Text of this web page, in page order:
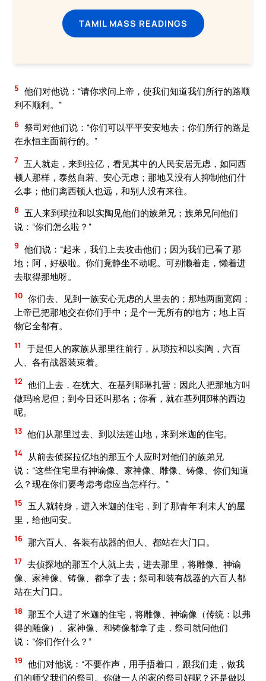
TAMIL MASS READINGS
5 他们对他说：“请你求问上帝，使我们知道我们所行的路顺
利不顺利。”
6 祭司对他们说：“你们可以平平安安地去；你们所行的路是
在永恒主面前行的。”
7 五人就走，来到拉亿，看见其中的人民安居无虑，如同西
顿人那样，泰然自若、安心无虑；那地又没有人抑制他们什
么事；他们离西顿人也远，和别人没有来往。
8 五人来到琐拉和以实陶见他们的族弟兄；族弟兄问他们
说：“你们怎么啦？”
9 他们说：“起来，我们上去攻击他们；因为我们已看了那
地；阿，好极啦。你们竟静坐不动呢。可别懒着走，懒着进
去取得那地呀。
10 你们去、见到一族安心无虑的人里去的；那地两面宽阔；
上帝已把那地交在你们手中；是个一无所有的地方；地上百
物它全都有。
11
于是但人的家族从那里往前行，从琐拉和以实陶，六百
人、各有战器装束着。
12 他们上去，在犹大、在基列耶琳扎营；因此人把那地方叫
做玛哈尼但；到今日还叫那名；你看，就在基列耶琳的西边
呢。
13 他们从那里过去、到以法莲山地，来到米迦的住宅。
14
从前去侦探拉亿地的那五个人应时对他们的族弟兄
说：“这些住宅里有神谕像、家神像、雕像、铸像、你们知道
么？现在你们要考虑考虑应当怎样行。”
15 五人就转身，进入米迦的住宅，到了那青年‘利未人’的屋
里，给他问安。
16 那六百人、各装有战器的但人、都站在大门口。
17 去侦探地的那五个人就上去，进去那里，将雕像、神谕
像、家神像、铸像、都拿了去；祭司和装有战器的六百人都
站在大门口。
18 那五个人进了米迦的住宅，将雕像、神谕像（传统：以弗
得的雕像）、家神像、和铸像都拿了走，祭司就问他们
说：“你们作什么？”
19 他们对他说：“不要作声，用手捂着口，跟我们走，做我
们的师父我们的祭司。你做一人的家的祭司好呢？还是做以